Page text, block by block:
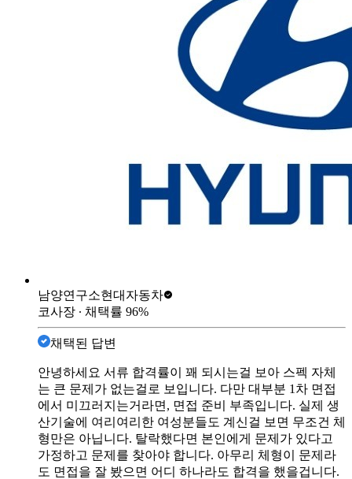
남양연구소현대자동차
코사장 ∙ 채택률 96%
채택된 답변
안녕하세요 서류 합격률이 꽤 되시는걸 보아 스펙 자체
는 큰 문제가 없는걸로 보입니다. 다만 대부분 1차 면접
에서 미끄러지는거라면, 면접 준비 부족입니다. 실제 생
산기술에 여리여리한 여성분들도 계신걸 보면 무조건 체
형만은 아닙니다. 탈락했다면 본인에게 문제가 있다고
가정하고 문제를 찾아야 합니다. 아무리 체형이 문제라
도 면접을 잘 봤으면 어디 하나라도 합격을 했을겁니다.